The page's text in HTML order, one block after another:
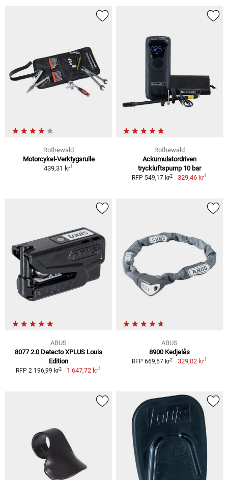
Rothewald
Motorcykel-Verktygsrulle
439,31 kr1
Rothewald
Ackumulatordriven
tryckluftspump 10 bar
RFP 549,17 kr2 329,46 kr1
ABUS
8077 2.0 Detecto XPLUS Louis
Edition
RFP 2 196,99 kr2 1 647,72 kr1
ABUS
8900 Kedjelås
RFP 669,57 kr2 329,02 kr1